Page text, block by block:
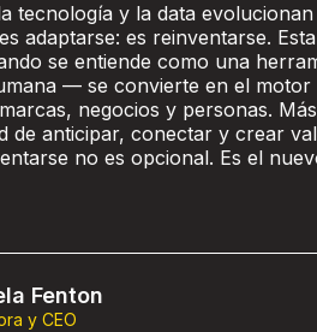
tecnología y la data
adaptarse: es reinventarse.
se entiende como una
— se convierte en el motor
negocios y personas.
de anticipar, conectar y crear
no es opcional. Es el
Fenton
y CEO